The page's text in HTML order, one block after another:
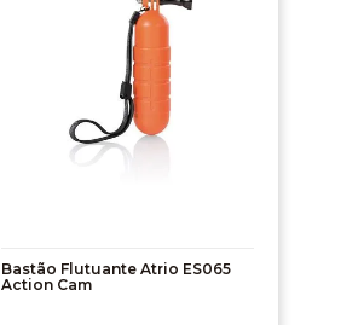
Bastão Flutuante Atrio ES065
Action Cam